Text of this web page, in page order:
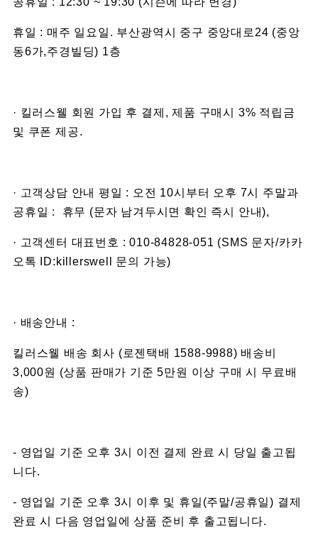
휴일 : 매주 일요일. 부산광역시 중구 중앙대로24 (중앙
동6가,주경빌딩) 1층
· 킬러스웰 회원 가입 후 결제, 제품 구매시 3% 적립금
및 쿠폰 제공.
· 고객상담 안내 평일 : 오전 10시부터 오후 7시 주말과
공휴일 : 휴무 (문자 남겨두시면 확인 즉시 안내),
· 고객센터 대표번호 : 010-84828-051 (SMS 문자/카카
오톡 ID:killerswell 문의 가능)
· 배송안내 :
킬러스웰 배송 회사 (로젠택배 1588-9988) 배송비
3,000원 (상품 판매가 기준 5만원 이상 구매 시 무료배
송)
- 영업일 기준 오후 3시 이전 결제 완료 시 당일 출고됩
니다.
- 영업일 기준 오후 3시 이후 및 휴일(주말/공휴일) 결제
완료 시 다음 영업일에 상품 준비 후 출고됩니다.